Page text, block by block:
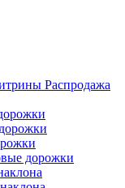
Распродажа
дорожки